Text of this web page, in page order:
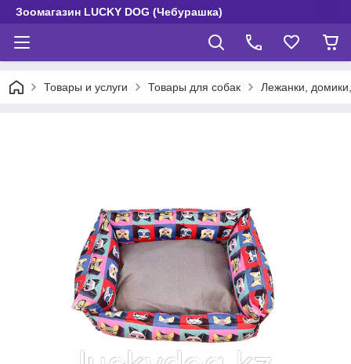
Зоомагазин LUCKY DOG (Чебурашка)
Товары и услуги Товары для собак Лежанки,